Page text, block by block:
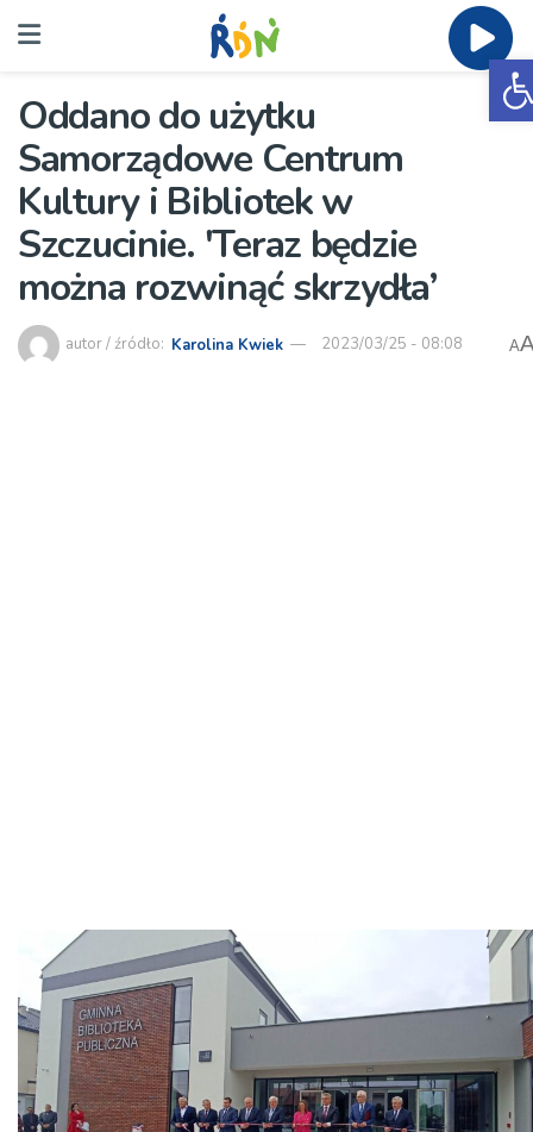
Oddano do użytku
Samorządowe Centrum
Kultury i Bibliotek w
Szczucinie. 'Teraz będzie
można rozwinąć skrzydła’
autor / źródło: Karolina Kwiek 2023/03/25 - 08:08 A